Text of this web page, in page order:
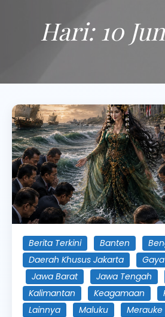
Hari: 10
Berita Terkini Banten
Daerah Khusus Jakarta
Jawa Barat
Jawa Tengah
Kalimantan
Keagamaan
Lainnya
Maluku Merauke